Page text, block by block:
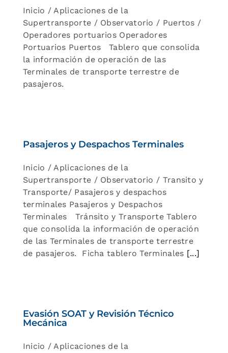
Inicio / Aplicaciones de la
Supertransporte / Observatorio / Puertos /
Operadores portuarios Operadores
Portuarios Puertos Tablero que consolida
la información de operación de las
Terminales de transporte terrestre de
pasajeros.
Pasajeros y Despachos Terminales
Inicio / Aplicaciones de la
Supertransporte / Observatorio / Transito y
Transporte/ Pasajeros y despachos
terminales Pasajeros y Despachos
Terminales Tránsito y Transporte Tablero
que consolida la información de operación
de las Terminales de transporte terrestre
de pasajeros. Ficha tablero Terminales [...]
Evasión SOAT y Revisión Técnico
Mecánica
Inicio / Aplicaciones de la